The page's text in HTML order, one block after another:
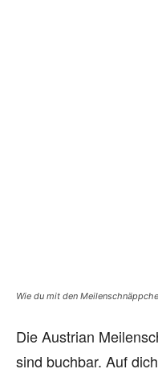
Wie du mit den
Die Austrian
sind buchbar. Auf